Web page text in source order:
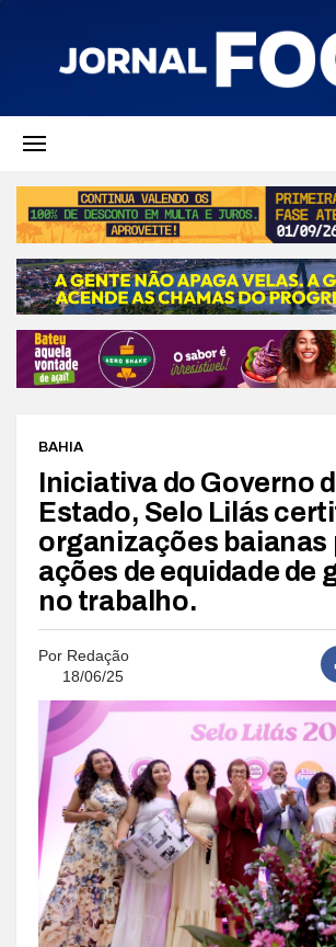
BAHIA
Iniciativa do Governo
Estado, Selo Lilás
organizações baianas
ações de equidade de
no trabalho.
Por Redação
18/06/25